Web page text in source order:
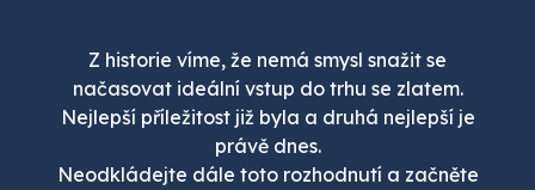
Z historie víme, že nemá smysl snažit se
načasovat ideální vstup do trhu se zlatem.
Nejlepší příležitost již byla a druhá nejlepší je
právě dnes.
Neodkládejte dále toto rozhodnutí a začněte